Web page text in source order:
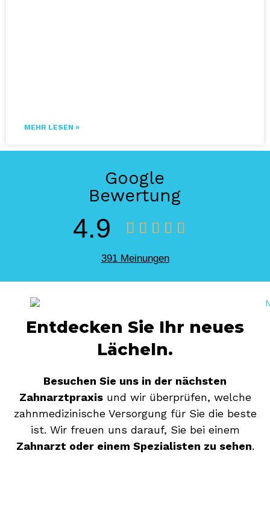
MEHR LESEN »
Google
Bewertung
4.9     
391 Meinungen
Entdecken Sie Ihr neues
Lächeln.
Besuchen Sie uns in der nächsten
Zahnarztpraxisund wir überprüfen, welche
zahnmedizinische Versorgung für Sie die beste
ist. Wir freuen uns darauf, Sie bei einem
Zahnarzt oder einem Spezialisten zu sehen.